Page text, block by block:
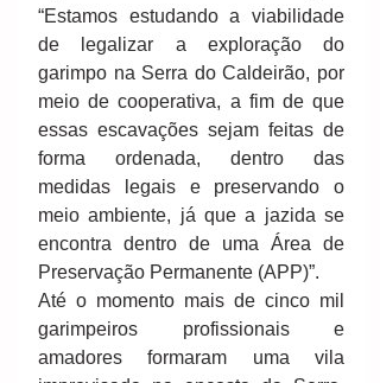
“Estamos estudando a viabilidade
de legalizar a exploração do
garimpo na Serra do Caldeirão, por
meio de cooperativa, a fim de que
essas escavações sejam feitas de
forma ordenada, dentro das
medidas legais e preservando o
meio ambiente, já que a jazida se
encontra dentro de uma Área de
Preservação Permanente (APP)”.
Até o momento mais de cinco mil
garimpeiros profissionais e
amadores formaram uma vila